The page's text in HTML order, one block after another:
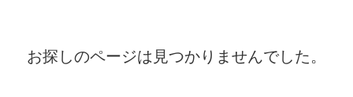
お探しのページは見つかりませんでした。